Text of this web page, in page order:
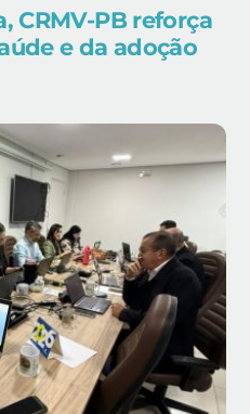
CRMV-PB reforça
e da adoção